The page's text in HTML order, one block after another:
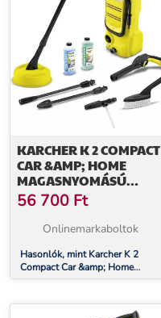
KARCHER K 2 COMPACT
CAR &AMP; HOME
MAGASNYOMÁSÚ
MOSÓ SZETT
(16735090)
56 700 Ft
Onlinemarkaboltok
Hasonlók, mint Karcher K 2
Compact Car &amp; Home
magasnyomású mosó szett